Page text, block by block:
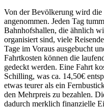
Von der Bevölkerung wird
angenommen. Jeden Tag
Bahnhofshallen, die ähnlich
organisiert sind, viele
Tage im Voraus ausgebucht
Fahrtkosten können die
gedeckt werden. Eine Fahrt
Schilling, was ca. 14,50€
etwas teurer als ein
den Mehrpreis zu bezahlen.
dadurch merklich finanzielle